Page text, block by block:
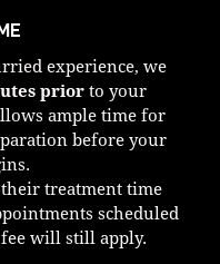
experience, we
priorto your
ample time for
before your
treatment time
scheduled
will still apply.